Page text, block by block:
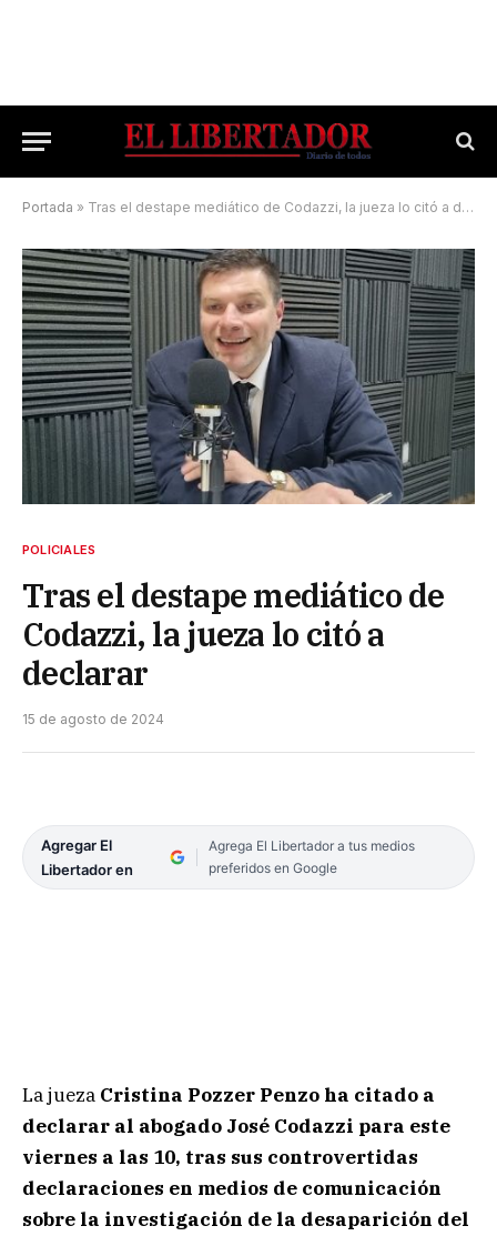
Portada » Tras el destape mediático de Codazzi, la jueza lo citó a declarar
POLICIALES
Tras el destape mediático de
Codazzi, la jueza lo citó a
declarar
15 de agosto de 2024
Agregar El
Libertador en
Agrega El Libertador a tus medios
preferidos en Google
La jueza Cristina Pozzer Penzo ha citado a
declarar al abogado José Codazzi para este
viernes a las 10, tras sus controvertidas
declaraciones en medios de comunicación
sobre la investigación de la desaparición del